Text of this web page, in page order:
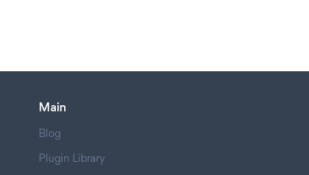
Main
Blog
Plugin Library